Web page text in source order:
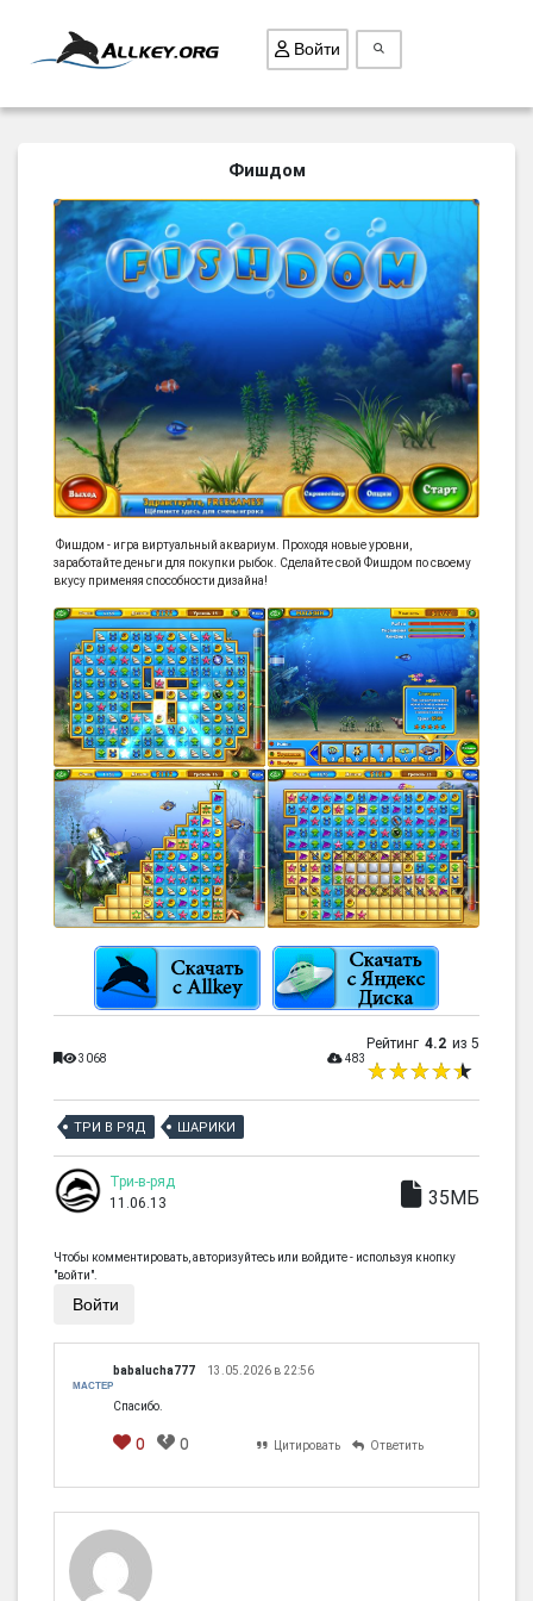
ПОИСК ПРЕДМЕТОВ
ГОЛОВОЛОМКИ
БИЗНЕС
ТРИ-В-РЯД
СТРАТЕГИИ
СТРЕЛЯЛКИ
КВЕСТ
КАК СКАЧАТЬ
НОВОСТИ
Войти
Фишдом
Фишдом - игра виртуальный аквариум. Проходя новые уровни,
заработайте деньги для покупки рыбок. Сделайте свой Фишдом по своему
вкусу применяя способности дизайна!
3068 483
Рейтинг 4.2 из 5
ТРИ В РЯД ШАРИКИ
Три-в-ряд
11.06.13
35МБ
Чтобы комментировать, авторизуйтесь или войдите - используя кнопку
"войти".
Войти
МАСТЕР
babalucha777 13.05.2026 в 22:56
Спасибо.
0 0 Цитировать Ответить